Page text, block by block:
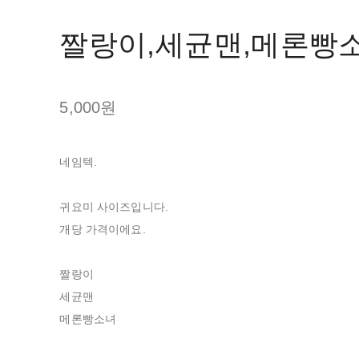
짤랑이,세균맨,메론빵
5,000원
네임텍.
귀요미 사이즈입니다.
개당 가격이에요.
짤랑이
세균맨
메론빵소녀